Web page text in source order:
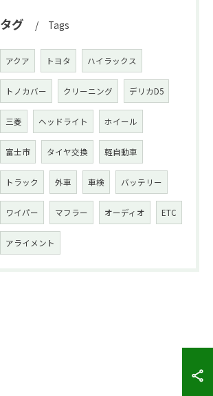
タグ Tags
アクア トヨタ ハイラックス
トノカバー クリーニング デリカD5
三菱 ヘッドライト ホイール
富士市 タイヤ交換 軽自動車
トラック 外車 車検 バッテリー
ワイパー マフラー オーディオ ETC
アライメント